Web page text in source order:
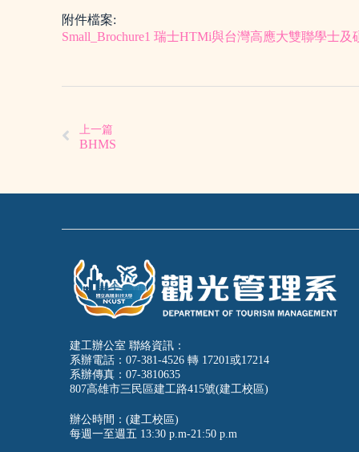
附件檔案:
Small_Brochure1 瑞士HTMi與台灣高應大雙聯學士及
上一篇
BHMS
建工辦公室 聯絡資訊：
系辦電話：07-381-4526 轉 17201或17214
系辦傳真：07-3810635
807高雄市三民區建工路415號(建工校區)
辦公時間：(建工校區)
每週一至週五 13:30 p.m-21:50 p.m